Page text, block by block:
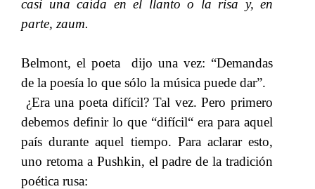
casi una caída en el llanto o la risa y, en
parte, zaum.
Belmont, el poeta dijo una vez: “Demandas
de la poesía lo que sólo la música puede dar”.
¿Era una poeta difícil? Tal vez. Pero primero
debemos definir lo que “difícil“ era para aquel
país durante aquel tiempo. Para aclarar esto,
uno retoma a Pushkin, el padre de la tradición
poética rusa: